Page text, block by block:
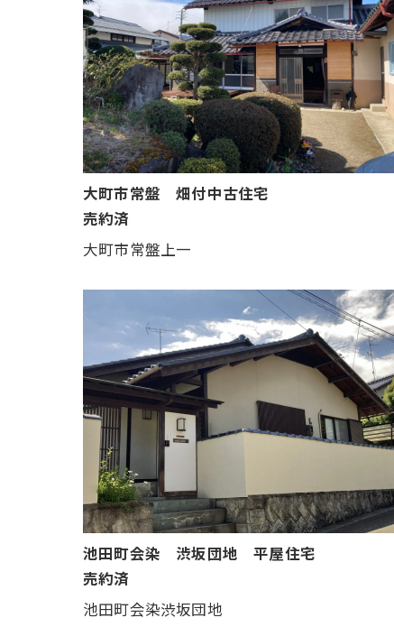
大町市常盤 畑付中古住宅
売約済
大町市常盤上一
池田町会染 渋坂団地 平屋住宅
売約済
池田町会染渋坂団地